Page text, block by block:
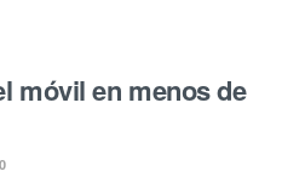
móvil en menos de
0